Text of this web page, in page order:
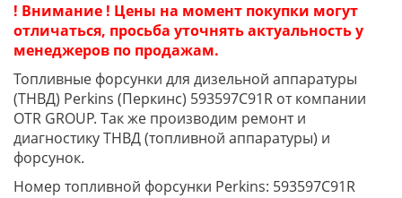
! Внимание ! Цены на момент покупки могут
отличаться, просьба уточнять актуальность у
менеджеров по продажам.
Топливные форсунки для дизельной аппаратуры
(ТНВД) Perkins (Перкинс) 593597C91R от компании
OTR GROUP. Так же производим ремонт и
диагностику ТНВД (топливной аппаратуры) и
форсунок.
Номер топливной форсунки Perkins: 593597C91R